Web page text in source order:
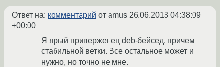
Ответ на: комментарий от amus 26.06.2013 04:38:09
+00:00
Я ярый приверженец deb-бейсед, причем
стабильной ветки. Все остальное может и
нужно, но точно не мне.